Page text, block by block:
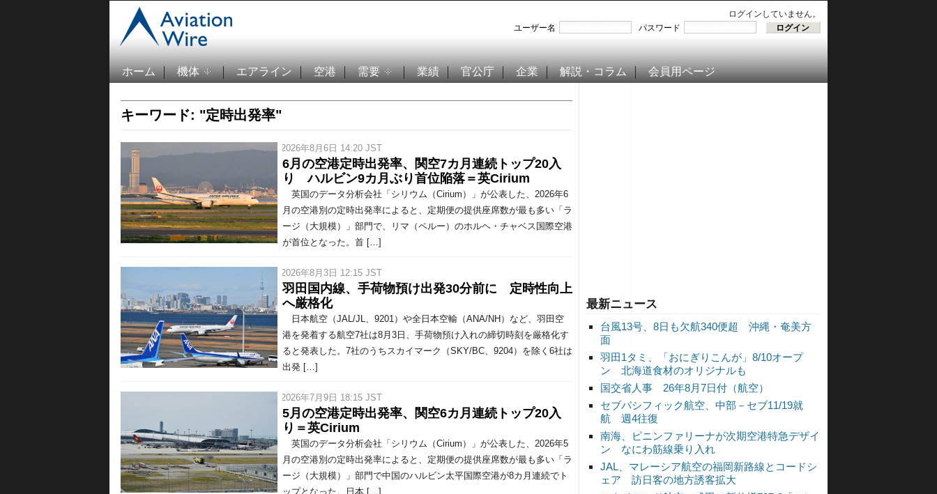
ログインしていません。
ユーザー名
パスワード
ホーム 機体 エアライン 空港 需要 業績 官公庁 企業 解説・コラム 会員用ページ
最新ニュース
台風13号、8日も欠航340便超 沖縄・奄美方
面
羽田1タミ、「おにぎりこんが」8/10オープ
ン 北海道食材のオリジナルも
国交省人事 26年8月7日付（航空）
セブパシフィック航空、中部－セブ11/19就
航 週4往復
南海、ピニンファリーナが次期空港特急デザイ
ン なにわ筋線乗り入れ
JAL、マレーシア航空の福岡新路線とコードシ
ェア 訪日客の地方誘客拡大
キーワード: "定時出発率"
/ 2026年8月6日 14:20 JST
6月の空港定時出発率、関空7カ月連続トップ20入
り ハルビン9カ月ぶり首位陥落＝英Cirium
英国のデータ分析会社「シリウム（Cirium）」が公表した、2026年6
月の空港別の定時出発率によると、定期便の提供座席数が最も多い「ラ
ージ（大規模）」部門で、リマ（ペルー）のホルヘ・チャベス国際空港
が首位となった。首 […]
/ 2026年8月3日 12:15 JST
羽田国内線、手荷物預け出発30分前に 定時性向上
へ厳格化
日本航空（JAL/JL、9201）や全日本空輸（ANA/NH）など、羽田空
港を発着する航空7社は8月3日、手荷物預け入れの締切時刻を厳格化す
ると発表した。7社のうちスカイマーク（SKY/BC、9204）を除く6社は
出発 […]
/ 2026年7月9日 18:15 JST
5月の空港定時出発率、関空6カ月連続トップ20入
り＝英Cirium
英国のデータ分析会社「シリウム（Cirium）」が公表した、2026年5
月の空港別の定時出発率によると、定期便の提供座席数が最も多い「ラ
ージ（大規模）」部門で中国のハルビン太平国際空港が8カ月連続でト
ップとなった。日本 […]